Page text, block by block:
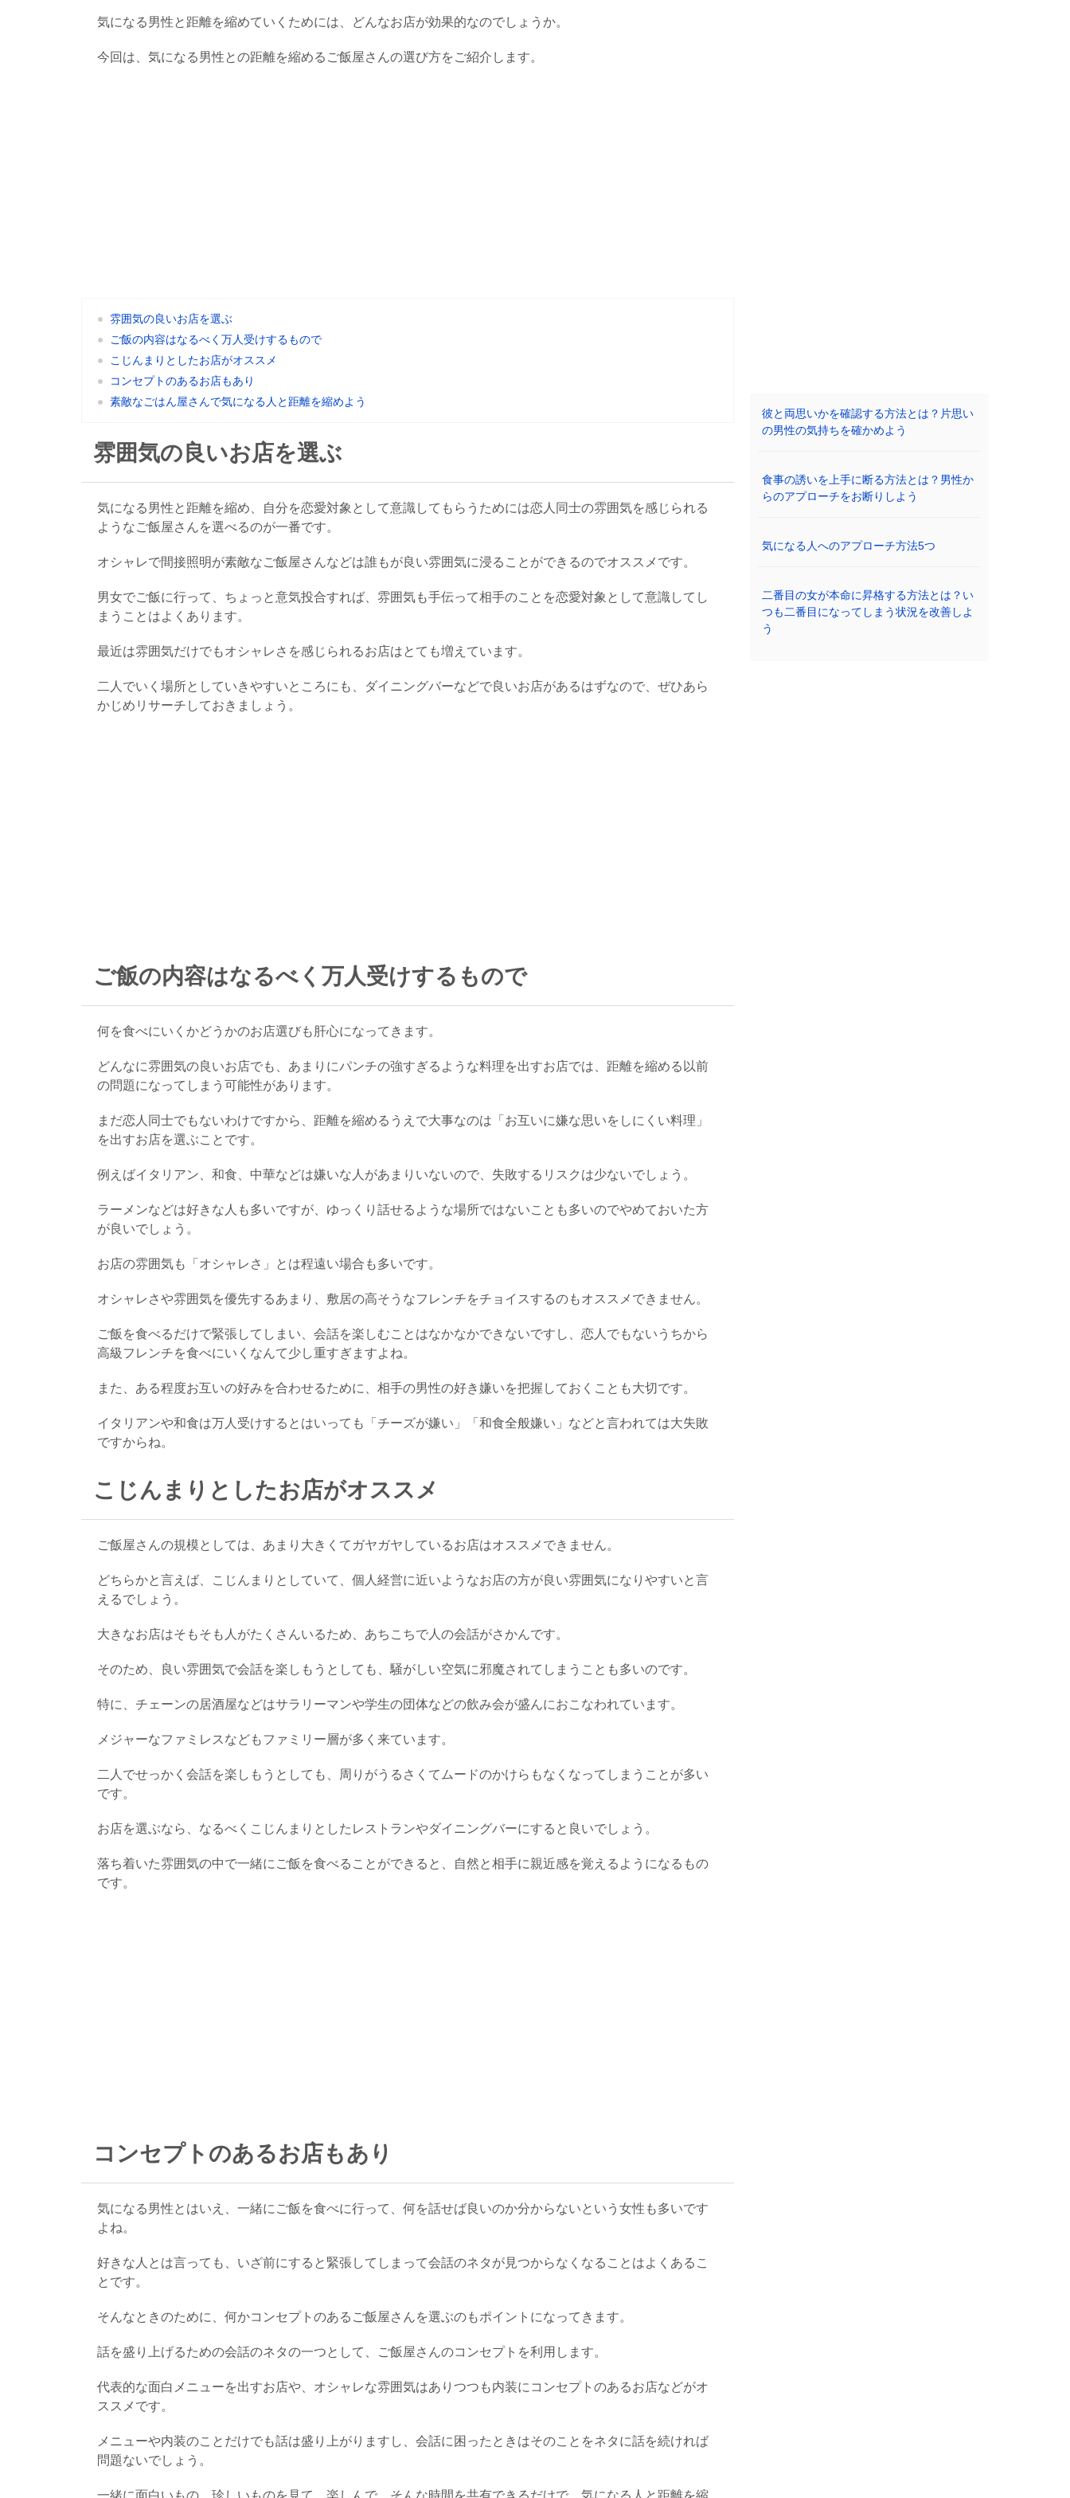
気になる男性と距離を縮めていくためには、どんなお店が効果的なのでしょうか。
今回は、気になる男性との距離を縮めるご飯屋さんの選び方をご紹介します。
雰囲気の良いお店を選ぶ
ご飯の内容はなるべく万人受けするもので
こじんまりとしたお店がオススメ
コンセプトのあるお店もあり
素敵なごはん屋さんで気になる人と距離を縮めよう
雰囲気の良いお店を選ぶ
気になる男性と距離を縮め、自分を恋愛対象として意識してもらうためには恋人同士の雰囲気を感じられる
ようなご飯屋さんを選べるのが一番です。
オシャレで間接照明が素敵なご飯屋さんなどは誰もが良い雰囲気に浸ることができるのでオススメです。
男女でご飯に行って、ちょっと意気投合すれば、雰囲気も手伝って相手のことを恋愛対象として意識してし
まうことはよくあります。
最近は雰囲気だけでもオシャレさを感じられるお店はとても増えています。
二人でいく場所としていきやすいところにも、ダイニングバーなどで良いお店があるはずなので、ぜひあら
かじめリサーチしておきましょう。
ご飯の内容はなるべく万人受けするもので
何を食べにいくかどうかのお店選びも肝心になってきます。
どんなに雰囲気の良いお店でも、あまりにパンチの強すぎるような料理を出すお店では、距離を縮める以前
の問題になってしまう可能性があります。
まだ恋人同士でもないわけですから、距離を縮めるうえで大事なのは「お互いに嫌な思いをしにくい料理」
を出すお店を選ぶことです。
例えばイタリアン、和食、中華などは嫌いな人があまりいないので、失敗するリスクは少ないでしょう。
ラーメンなどは好きな人も多いですが、ゆっくり話せるような場所ではないことも多いのでやめておいた方
が良いでしょう。
お店の雰囲気も「オシャレさ」とは程遠い場合も多いです。
オシャレさや雰囲気を優先するあまり、敷居の高そうなフレンチをチョイスするのもオススメできません。
ご飯を食べるだけで緊張してしまい、会話を楽しむことはなかなかできないですし、恋人でもないうちから
高級フレンチを食べにいくなんて少し重すぎますよね。
また、ある程度お互いの好みを合わせるために、相手の男性の好き嫌いを把握しておくことも大切です。
イタリアンや和食は万人受けするとはいっても「チーズが嫌い」「和食全般嫌い」などと言われては大失敗
ですからね。
こじんまりとしたお店がオススメ
ご飯屋さんの規模としては、あまり大きくてガヤガヤしているお店はオススメできません。
どちらかと言えば、こじんまりとしていて、個人経営に近いようなお店の方が良い雰囲気になりやすいと言
えるでしょう。
大きなお店はそもそも人がたくさんいるため、あちこちで人の会話がさかんです。
そのため、良い雰囲気で会話を楽しもうとしても、騒がしい空気に邪魔されてしまうことも多いのです。
特に、チェーンの居酒屋などはサラリーマンや学生の団体などの飲み会が盛んにおこなわれています。
メジャーなファミレスなどもファミリー層が多く来ています。
二人でせっかく会話を楽しもうとしても、周りがうるさくてムードのかけらもなくなってしまうことが多い
です。
お店を選ぶなら、なるべくこじんまりとしたレストランやダイニングバーにすると良いでしょう。
落ち着いた雰囲気の中で一緒にご飯を食べることができると、自然と相手に親近感を覚えるようになるもの
です。
コンセプトのあるお店もあり
気になる男性とはいえ、一緒にご飯を食べに行って、何を話せば良いのか分からないという女性も多いです
よね。
好きな人とは言っても、いざ前にすると緊張してしまって会話のネタが見つからなくなることはよくあるこ
とです。
そんなときのために、何かコンセプトのあるご飯屋さんを選ぶのもポイントになってきます。
話を盛り上げるための会話のネタの一つとして、ご飯屋さんのコンセプトを利用します。
代表的な面白メニューを出すお店や、オシャレな雰囲気はありつつも内装にコンセプトのあるお店などがオ
ススメです。
メニューや内装のことだけでも話は盛り上がりますし、会話に困ったときはそのことをネタに話を続ければ
問題ないでしょう。
一緒に面白いもの、珍しいものを見て、楽しんで…そんな時間を共有できるだけで、気になる人と距離を縮
彼と両思いかを確認する方法とは？片思い
の男性の気持ちを確かめよう
食事の誘いを上手に断る方法とは？男性か
らのアプローチをお断りしよう
気になる人へのアプローチ方法5つ
二番目の女が本命に昇格する方法とは？い
つも二番目になってしまう状況を改善しよ
う